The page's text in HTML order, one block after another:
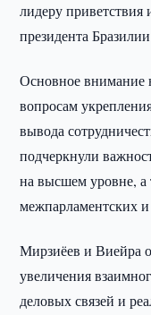
лидеру
президента
Основное внимание
вопросам
вывода
подчеркнули
на высшем уровне,
межпарламентских
Мирзиёев и Виейра
увеличения
деловых связей и